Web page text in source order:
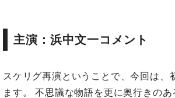
主演：浜中文一コメント
スケリグ再演ということで、今回は
ます。 不思議な物語を更に奥行きの